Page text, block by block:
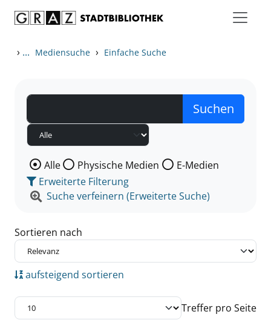
› ... Mediensuche › Einfache Suche
Wählen Sie die Medienart nach der Sie suchen wollen.
Alle Physische Medien
E-Medien
Erweiterte Filterung
Suche verfeinern (Erweiterte Suche)
Sortieren nach
aufsteigend sortieren
Treffer pro Seite